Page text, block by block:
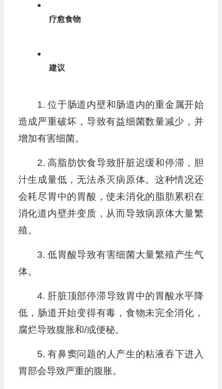
疗愈食物
建议
1. 位于肠道内壁和肠道内的重金属开始
造成严重破坏，导致有益细菌数量减少，并
增加有害细菌。
2. 高脂肪饮食导致肝脏迟缓和停滞，胆
汁生成量低，无法杀灭病原体。这种情况还
会耗尽胃中的胃酸，使未消化的脂肪累积在
消化道内壁并变质，从而导致病原体大量繁
殖。
3. 低胃酸导致有害细菌大量繁殖产生气
体。
4. 肝脏顶部停滞导致胃中的胃酸水平降
低，肠道开始变得有毒，食物未完全消化，
腐烂导致腹胀和/或便秘。
5. 有鼻窦问题的人产生的粘液吞下进入
胃部会导致严重的腹胀。